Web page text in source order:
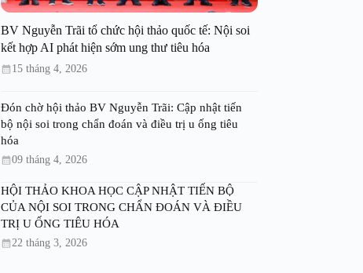
BV Nguyễn Trãi tổ chức hội thảo quốc tế: Nội soi
kết hợp AI phát hiện sớm ung thư tiêu hóa
15 tháng 4, 2026
Đón chờ hội thảo BV Nguyễn Trãi: Cập nhật tiến
bộ nội soi trong chẩn đoán và điều trị u ống tiêu
hóa
09 tháng 4, 2026
HỘI THẢO KHOA HỌC CẬP NHẬT TIẾN BỘ
CỦA NỘI SOI TRONG CHẨN ĐOÁN VÀ ĐIỀU
TRỊ U ỐNG TIÊU HÓA
22 tháng 3, 2026